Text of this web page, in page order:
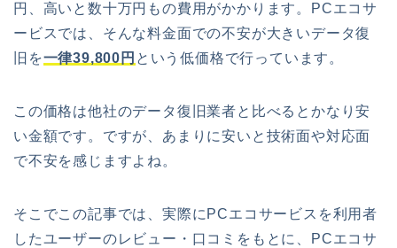
円、高いと数十万円もの費用がかかります。PCエコサ
ービスでは、そんな料金面での不安が大きいデータ復
旧を一律39,800円 という低価格で行っています。
この価格は他社のデータ復旧業者と比べるとかなり安
い金額です。ですが、あまりに安いと技術面や対応面
で不安を感じますよね。
そこでこの記事では、実際にPCエコサービスを利用者
したユーザーのレビュー・口コミをもとに、PCエコサ